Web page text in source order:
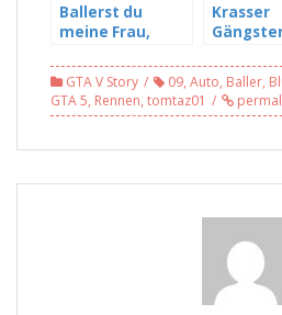
Ballerst du
meine Frau,
Haus weg – GTA5
Story #07
Krasser
Hund –
Story
GTA V Story 09, Auto, Baller,
GTA 5, Rennen, tomtaz01